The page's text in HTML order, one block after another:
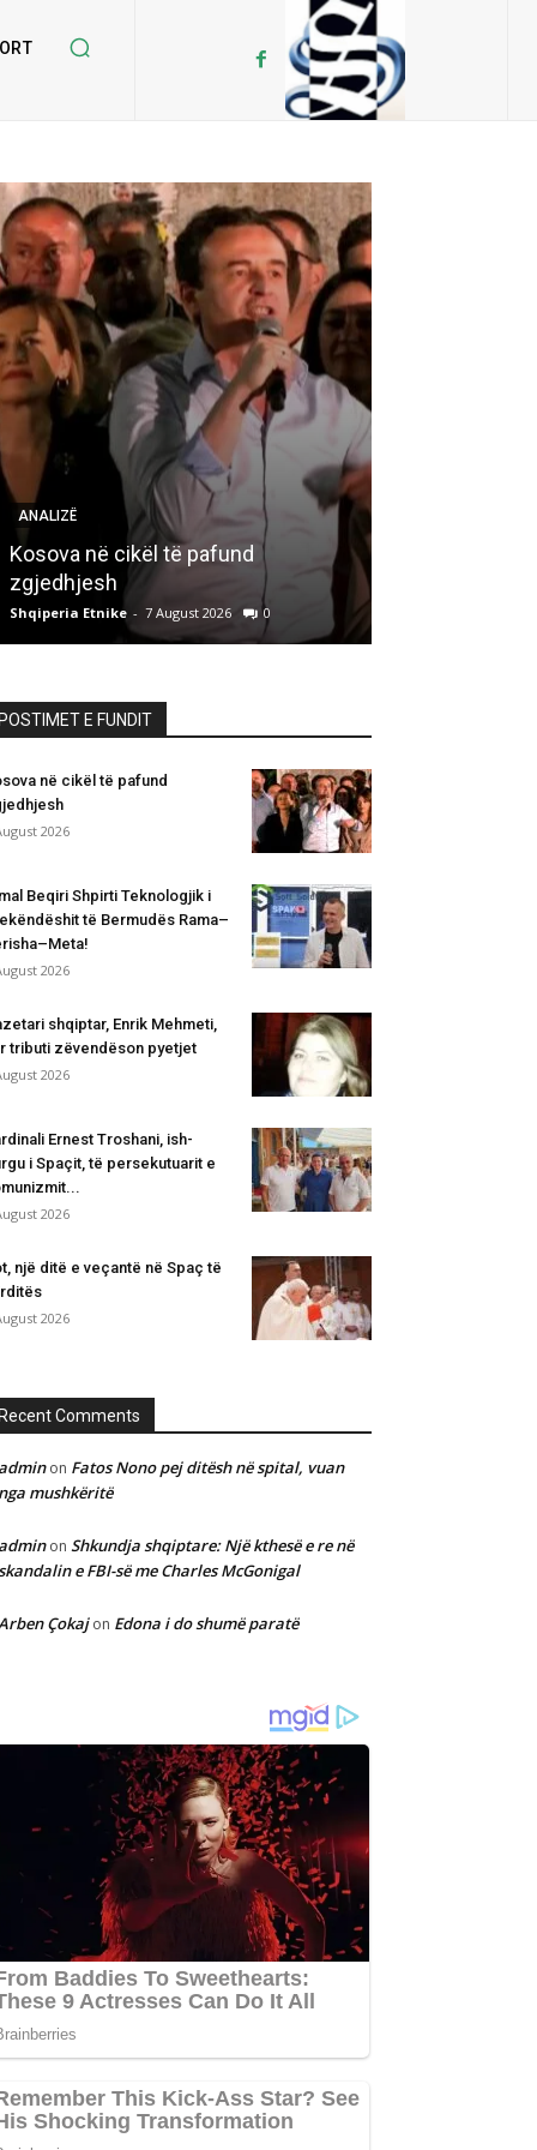
ANALIZË
Kosova në cikël të pafund
zgjedhjesh
Shqiperia Etnike - 7 August 2026 0
POSTIMET E FUNDIT
në cikël të pafund
2026
Beqiri Shpirti Teknologjik i
të Bermudës Rama–
2026
shqiptar, Enrik Mehmeti,
tributi zëvendëson pyetjet
2026
Ernest Troshani, ish-
i Spaçit, të persekutuarit e
2026
një ditë e veçantë në Spaç të
2026
Recent Comments
adminon Fatos Nono pej ditësh në spital, vuan
nga mushkëritë
adminon Shkundja shqiptare: Një kthesë e re në
e FBI-së me Charles McGonigal
Çokajon Edona i do shumë paratë